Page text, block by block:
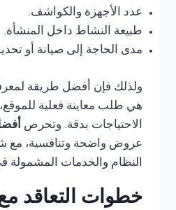
عدد الأجهزة والكواشف.
طبيعة النشاط داخل المنشأة.
مدى الحاجة إلى صيانة أو
ولذلك فإن أفضل طريقة
هي طلب معاينة فعلية
الاحتياجات بدقة. وتحرص
عروض واضحة وتنافسية، مع
النظام والخدمات المشمولة
خطوات التعاقد